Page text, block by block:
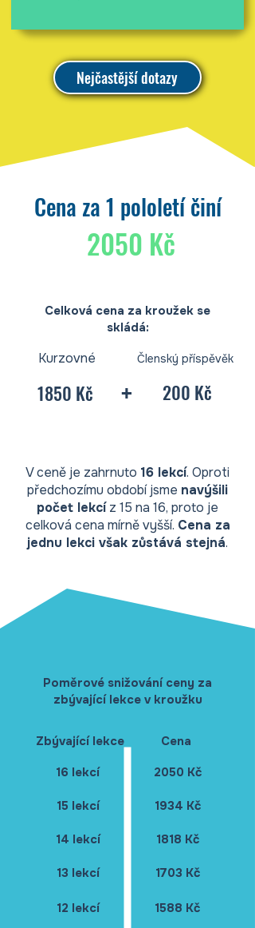
Nejčastější dotazy
Cena za 1 pololetí činí
2050 Kč
Celková cena za kroužek se
skládá:
Kurzovné
1850 Kč
Členský příspěvěk
+ 200 Kč
V ceně je zahrnuto 16 lekcí. Oproti
předchozímu období jsme navýšili
počet lekcíz 15 na 16, proto je
celková cena mírně vyšší. Cena za
jednu lekci však zůstává stejná.
Poměrové snižování ceny za
zbývající lekce v kroužku
Zbývající lekce
Cena
16 lekcí
2050 Kč
15 lekcí 1934 Kč
14 lekcí 1818 Kč
13 lekcí 1703 Kč
12 lekcí 1588 Kč